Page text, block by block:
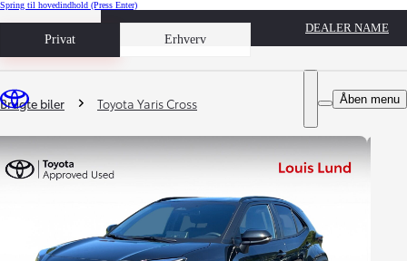
Spring til hovedindhold (Press Enter)
Privat Erhverv
Book prøvetur
DEALER NAME
Åben menu
Du er her
Brugte biler Toyota Yaris Cross